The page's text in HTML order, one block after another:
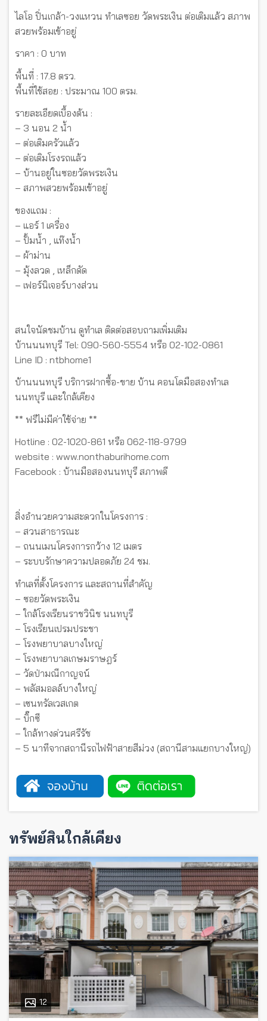
ไลโอ ปิ่นเกล้า-วงแหวน ทำเลซอย วัดพระเงิน ต่อเติมแล้ว สภาพ
สวยพร้อมเข้าอยู่
ราคา : 0 บาท
พื้นที่ : 17.8 ตรว.
พื้นที่ใช้สอย : ประมาณ 100 ตรม.
รายละเอียดเบื้องต้น :
– 3 นอน 2 น้ำ
– ต่อเติมครัวแล้ว
– ต่อเติมโรงรถแล้ว
– บ้านอยู่ในซอยวัดพระเงิน
– สภาพสวยพร้อมเข้าอยู่
ของแถม :
– แอร์ 1 เครื่อง
– ปั้มน้ำ , แท๊งน้ำ
– ผ้าม่าน
– มุ้งลวด , เหล็กดัด
– เฟอร์นิเจอร์บางส่วน
สนใจนัดชมบ้าน ดูทำเล ติดต่อสอบถามเพิ่มเติม
บ้านนนทบุรี Tel: 090-560-5554 หรือ 02-102-0861
Line ID : ntbhome1
บ้านนนทบุรี บริการฝากซื้อ-ขาย บ้าน คอนโดมือสองทำเล
นนทบุรี และใกล้เคียง
** ฟรีไม่มีค่าใช้จ่าย **
Hotline : 02-1020-861 หรือ 062-118-9799
website : www.nonthaburihome.com
Facebook : บ้านมือสองนนทบุรี สภาพดี
สิ่งอำนวยความสะดวกในโครงการ :
– สวนสาธารณะ
– ถนนเมนโครงการกว้าง 12 เมตร
– ระบบรักษาความปลอดภัย 24 ชม.
ทำเลที่ตั้งโครงการ และสถานที่สำคัญ
– ซอยวัดพระเงิน
– ใกล้โรงเรียนราชวินิช นนทบุรี
– โรงเรียนเปรมประชา
– โรงพยาบาลบางใหญ่
– โรงพยาบาลเกษมราษฎร์
– วัดป่ามณีกาญจน์
– พลัสมอลล์บางใหญ่
– เซนทรัลเวสเกต
– บิ๊กซี
– ใกล้ทางด่วนศรีรัช
– 5 นาทีจากสถานีรถไฟฟ้าสายสีม่วง (สถานีสามแยกบางใหญ่)
ทรัพย์สินใกล้เคียง
12